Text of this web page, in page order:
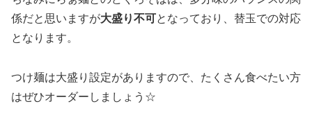
係だと思いますが大盛り不可となっており、替玉での対応
となります。
つけ麺は大盛り設定がありますので、たくさん食べたい方
はぜひオーダーしましょう☆